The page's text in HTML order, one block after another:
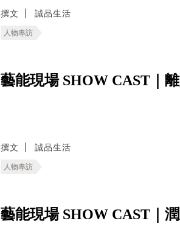
撰文 誠品生活
人物專訪
藝能現場 SHOW CAST｜
撰文 誠品生活
人物專訪
藝能現場 SHOW CAST｜